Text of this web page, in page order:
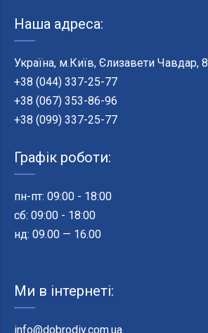
Наша адреса:
Україна, м.Київ, Єлизавети Чавдар, 8
+38 (044) 337-25-77
+38 (067) 353-86-96
+38 (099) 337-25-77
Графік роботи:
пн-пт: 09:00 - 18:00
сб: 09:00 - 18:00
нд: 09.00 — 16.00
Ми в інтернеті:
info@dobrodiy.com.ua